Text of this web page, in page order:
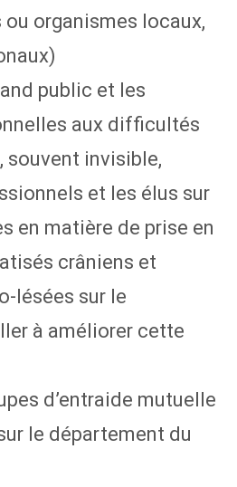
organismes locaux,
public et les
aux difficultés
souvent invisible,
et les élus sur
en matière de prise en
crâniens et
lésées sur le
à améliorer cette
d’entraide mutuelle
le département du